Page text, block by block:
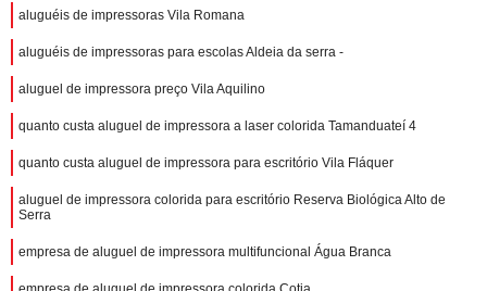
aluguéis de impressoras Vila Romana
aluguéis de impressoras para escolas Aldeia da serra -
aluguel de impressora preço Vila Aquilino
quanto custa aluguel de impressora a laser colorida Tamanduateí 4
quanto custa aluguel de impressora para escritório Vila Fláquer
aluguel de impressora colorida para escritório Reserva Biológica Alto de
Serra
empresa de aluguel de impressora multifuncional Água Branca